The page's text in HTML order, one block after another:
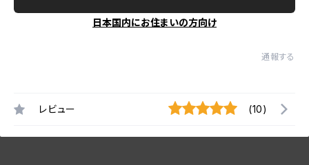
日本国内にお住まいの方向け
通報する
レビュー (10)